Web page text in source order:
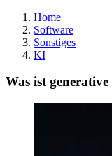
Home
Software
Sonstiges
KI
Was ist